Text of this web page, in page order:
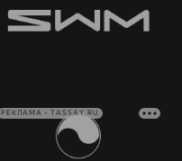
РЕКЛАМА • TASSAY.RU